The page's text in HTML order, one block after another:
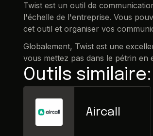
Twist est un outil de
l'échelle de l'entreprise. Vous
cet outil et organiser vos
Globalement, Twist est une
vous mettez pas dans le pétrin en
Outils similaire:
Aircall